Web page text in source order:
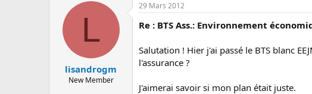
L
lisandrogm
New Member
29 Mars 2012
Re : BTS Ass.: Environnement
Salutation ! Hier j'ai passé le BTS blanc
l'assurance ?
J'aimerai savoir si mon plan était juste.